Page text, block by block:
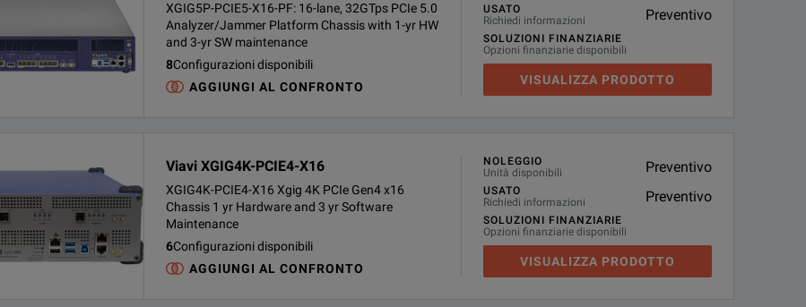
XGIG5P-PCIE5-X16-PF: 16-lane, 32GTps PCIe 5.0
Analyzer/Jammer Platform Chassis with 1-yr HW
and 3-yr SW maintenance
8Configurazioni disponibili
AGGIUNGI AL CONFRONTO
USATO
Richiedi informazioni
Preventivo
SOLUZIONI FINANZIARIE
Opzioni finanziarie disponibili
VISUALIZZA PRODOTTO
Viavi XGIG4K-PCIE4-X16
XGIG4K-PCIE4-X16 Xgig 4K PCIe Gen4 x16
Chassis 1 yr Hardware and 3 yr Software
Maintenance
6Configurazioni disponibili
AGGIUNGI AL CONFRONTO
NOLEGGIO
Unità disponibili
Preventivo
USATO
Richiedi informazioni
Preventivo
SOLUZIONI FINANZIARIE
Opzioni finanziarie disponibili
VISUALIZZA PRODOTTO